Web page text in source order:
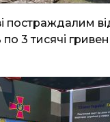
постраждалим
по 3 тисячі